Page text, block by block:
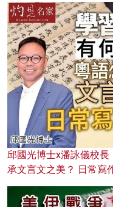
邱國光博士x潘詠儀校
承文言文之美？ 日常寫